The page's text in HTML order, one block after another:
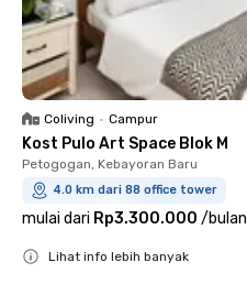
Coliving • Campur
Kost Pulo Art Space Blok M
Petogogan, Kebayoran Baru
4.0 km dari 88 office tower
mulai dari Rp3.300.000 /bulan
Lihat info lebih banyak